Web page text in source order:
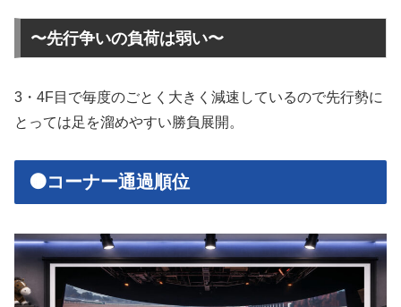
〜先行争いの負荷は弱い〜
3・4F目で毎度のごとく大きく減速しているので先行勢に
とっては足を溜めやすい勝負展開。
🟠コーナー通過順位